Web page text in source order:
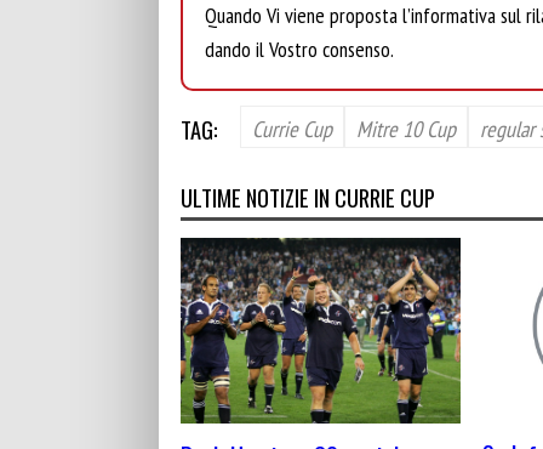
Quando Vi viene proposta l’informativa sul
dando il Vostro consenso.
TAG: Currie Cup Mitre 10 Cup regular
ULTIME NOTIZIE IN CURRIE CUP